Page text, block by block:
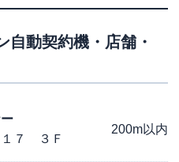
自動契約機・店舗・
１７ ３Ｆ
200m以内